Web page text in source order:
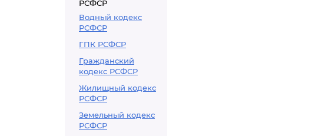
РСФСР
Водный кодекс
РСФСР
ГПК РСФСР
Гражданский
кодекс РСФСР
Жилищный кодекс
РСФСР
Земельный кодекс
РСФСР